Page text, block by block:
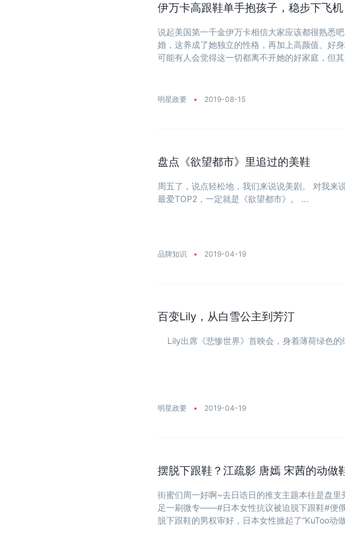
伊万卡高跟鞋单手抱孩子，稳步下飞机
说起美国第一千金伊万卡相信大家应该都很熟悉
婚，这养成了她独立的性格，再加上高颜值、好
可能有人会觉得这一切都离不开她的好家庭，但
明星政要 • 2019-08-15
盘点《欲望都市》里追过的美鞋
周五了，说点轻松地，我们来说说美剧。 对我来
最爱TOP2，一定就是《欲望都市》。 ...
品牌知识 • 2019-04-19
百变Lily，从白雪公主到芳汀
Lily出席《悲惨世界》首映会，身着薄荷绿色的
明星政要 • 2019-04-19
摆脱下跟鞋？江疏影 唐嫣 宋茜的动做
街蜜们周一好啊~去日诰日的推支主题本往是盘
足一刷微专——#日本女性抗议被迫脱下跟鞋#便
脱下跟鞋的男权审好，日本女性掀起了“KuToo动